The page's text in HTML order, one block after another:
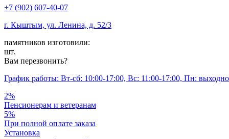
+7 (902) 607-40-07
г. Кыштым, ул. Ленина, д. 52/3
памятников изготовили:
шт.
Вам перезвонить?
График работы: Вт-сб: 10:00-17:00, Вс: 11:00-17:00, Пн:
2%
Пенсионерам и ветеранам
5%
При полной оплате заказа
Установка